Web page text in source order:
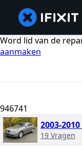
Word lid van de
aanmaken
946741
2003-
19 Vragen